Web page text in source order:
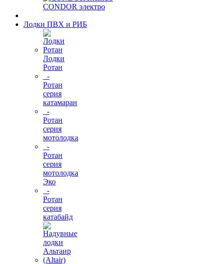
CONDOR электро
Лодки ПВХ и РИБ
Лодки
Ротан
-
Ротан
серия
катамаран
-
Ротан
серия
мотолодка
-
Ротан
серия
мотолодка
Эко
-
Ротан
серия
катабайд